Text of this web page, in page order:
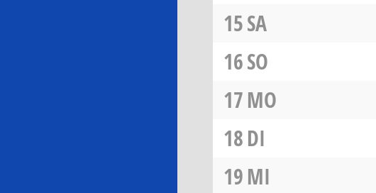
15SA
16SO
17MO
18DI
19MI